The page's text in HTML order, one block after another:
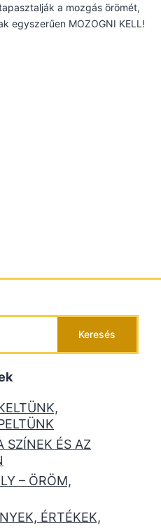
a mozgás örömét,
egyszerűen MOZOGNI KELL!
Keresés
SZÍNEK ÉS AZ
– ÖRÖM,
ÉRTÉKEK,